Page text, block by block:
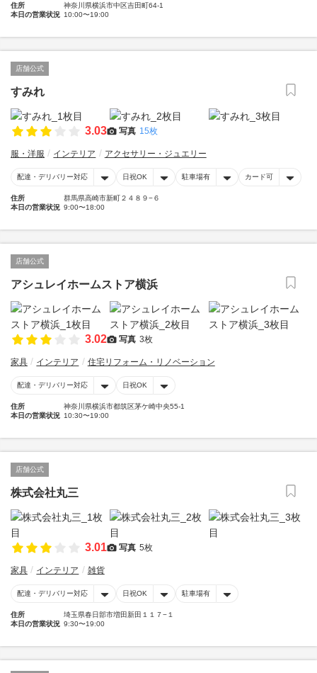
住所
神奈川県横浜市中区吉田町64-1
本日の営業状況 10:00〜19:00
店舗公式
すみれ
3.03 写真 15枚
服・洋服 インテリア アクセサリー・ジュエリー
配達・デリバリー対応 日祝OK 駐車場有 カード可
住所
群馬県高崎市新町２４８９−６
本日の営業状況 9:00〜18:00
店舗公式
アシュレイホームストア横浜
3.02 写真 3枚
家具 インテリア 住宅リフォーム・リノベーション
配達・デリバリー対応 日祝OK
住所
神奈川県横浜市都筑区茅ケ崎中央55-1
本日の営業状況 10:30〜19:00
店舗公式
株式会社丸三
3.01 写真 5枚
家具 インテリア 雑貨
配達・デリバリー対応 日祝OK 駐車場有
住所
埼玉県春日部市増田新田１１７−１
本日の営業状況 9:30〜19:00